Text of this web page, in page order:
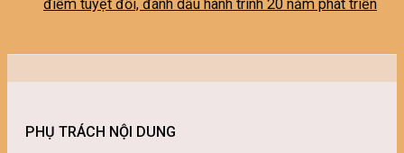
điểm tuyệt đối, đánh dấu hành trình 20 năm phát triển
PHỤ TRÁCH NỘI DUNG